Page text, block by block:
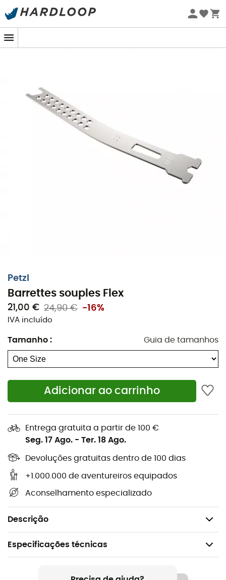
Promoções de verão 🔥 -5% EXTRA a partir de 2 produtos*
Petzl
Barrettes souples Flex
21,00 € 24,90 € -16%
IVA incluído
Tamanho : Guia de tamanhos
Adicionar ao carrinho
Entrega gratuita a partir de 100 €
Seg. 17 Ago. - Ter. 18 Ago.
Devoluções gratuitas dentro de 100 dias
+1.000.000 de aventureiros equipados
Aconselhamento especializado
Descrição
Concebidas para
Barretes Flexsão utilizadas com sapatos flexíveis
e/ou de tamanhos superiores a 42.
crampons e aumentam a durabilidade dos mesmos.
Características
Compatíveis com todos os crampons Petzl,
Peso: 70 g.
Especificações técnicas
Caminhada / Ski de montanha / Alpinismo